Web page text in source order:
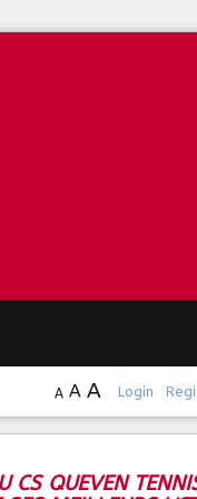
Login
A A A
CS QUEVEN